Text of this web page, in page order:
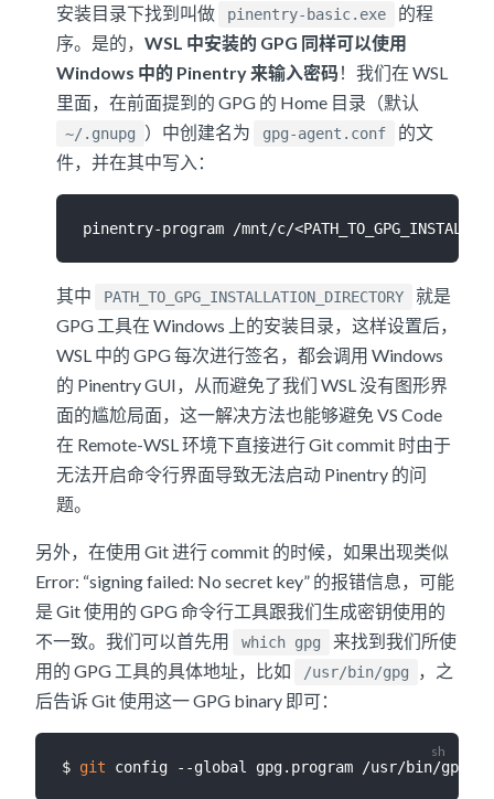
安装目录下找到叫做
pinentry-basic.exe
的程
序。是的，WSL 中安装的 GPG 同样可以使用
Windows 中的 Pinentry 来输入密码 ！我们在 WSL
里面，在前面提到的 GPG 的 Home 目录（默认
~/.gnupg ）中创建名为 gpg-agent.conf
的文
件，并在其中写入：
其中 PATH_TO_GPG_INSTALLATION_DIRECTORY
就是
GPG 工具在 Windows 上的安装目录，这样设置后，
WSL 中的 GPG 每次进行签名，都会调用 Windows
的 Pinentry GUI，从而避免了我们 WSL 没有图形界
面的尴尬局面，这一解决方法也能够避免 VS Code
在 Remote-WSL 环境下直接进行 Git commit 时由于
无法开启命令行界面导致无法启动 Pinentry 的问
题。
另外，在使用 Git 进行 commit 的时候，如果出现类似
Error: “signing failed: No secret key” 的报错信息，可能
是 Git 使用的 GPG 命令行工具跟我们生成密钥使用的
不一致。我们可以首先用
which gpg
来找到我们所使
用的 GPG 工具的具体地址，比如
/usr/bin/gpg
，之
后告诉 Git 使用这一 GPG binary 即可：
$ git